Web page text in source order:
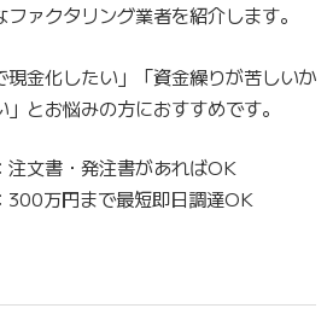
ァクタリング業者を紹介します。
現金化したい」「資金繰りが苦しいか
とお悩みの方におすすめです。
注文書・発注書があればOK
300万円まで最短即日調達OK